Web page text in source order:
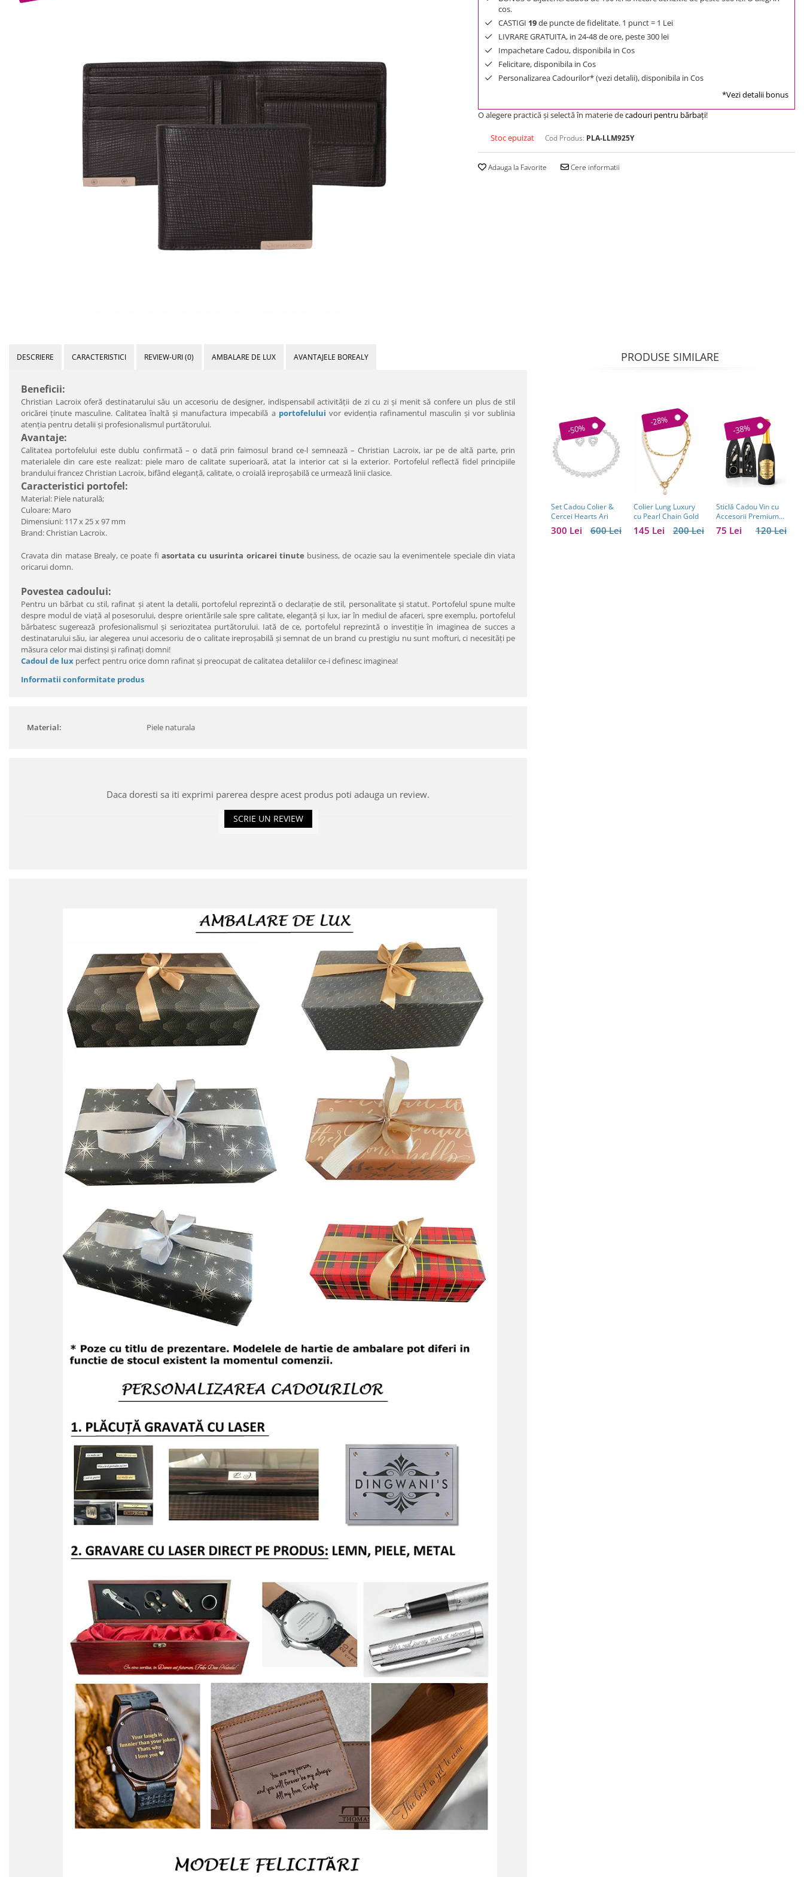
Cele mai vandute
cos.
CASTIGI 19de puncte de fidelitate. 1 punct = 1 Lei
LIVRARE GRATUITA, in 24-48 de ore, peste 300 lei
Impachetare Cadou, disponibila in Cos
Felicitare, disponibila in Cos
Personalizarea Cadourilor* (vezi detalii), disponibila in Cos
*Vezi detalii bonus
O alegere practică şi selectă în materie decadouri pentru bărbaţi!
Stoc epuizat Cod Produs: PLA-LLM925Y
Adauga la Favorite Cere informatii
DESCRIERE CARACTERISTICI REVIEW-URI(0) AMBALARE DE LUX AVANTAJELE BOREALY
Beneficii:
Christian Lacroix oferă destinatarului său un accesoriu de designer, indispensabil activităţii de zi cu zi şi menit să confere un plus de stil
oricărei ţinute masculine. Calitatea înaltă şi manufactura impecabilă a portofelului vor evidenţia rafinamentul masculin şi vor sublinia
atenţia pentru detalii şi profesionalismul purtătorului.
Avantaje:
Calitatea portofelului este dublu confirmată – o dată prin faimosul brand ce-l semnează – Christian Lacroix, iar pe de altă parte, prin
materialele din care este realizat: piele maro de calitate superioară, atat la interior cat si la exterior. Portofelul reflectă fidel principiile
brandului francez Christian Lacroix, bifând eleganţă, calitate, o croială ireproşabilă ce urmează linii clasice.
Caracteristici portofel:
Material: Piele naturală;
Culoare: Maro
Dimensiuni: 117 x 25 x 97 mm
Brand: Christian Lacroix.
Cravata din matase Brealy, ce poate fi asortata cu usurinta oricarei tinute business, de ocazie sau la evenimentele speciale din viata
oricarui domn.
Povestea cadoului:
Pentru un bărbat cu stil, rafinat şi atent la detalii, portofelul reprezintă o declaraţie de stil, personalitate şi statut. Portofelul spune multe
despre modul de viaţă al posesorului, despre orientările sale spre calitate, eleganţă şi lux, iar în mediul de afaceri, spre exemplu, portofelul
bărbatesc sugerează profesionalismul şi seriozitatea purtătorului. Iată de ce, portofelul reprezintă o investiţie în imaginea de succes a
destinatarului său, iar alegerea unui accesoriu de o calitate ireproşabilă şi semnat de un brand cu prestigiu nu sunt mofturi, ci necesităţi pe
măsura celor mai distinşi şi rafinaţi domni!
Cadoul de lux perfect pentru orice domn rafinat şi preocupat de calitatea detaliilor ce-i definesc imaginea!
Informatii conformitate produs
Material: Piele naturala
Daca doresti sa iti exprimi parerea despre acest produs poti adauga un review.
SCRIE UN REVIEW
PRODUSE SIMILARE
-50%
Set Cadou Colier &
Cercei Hearts Ari
600 Lei
300 Lei
-28%
Colier Lung Luxury
cu Pearl Chain Gold
200 Lei
145 Lei
-38%
Sticlă Cadou Vin cu
Accesorii Premium
Personalizată – Set
Elegant pentru120 Lei
75 Lei